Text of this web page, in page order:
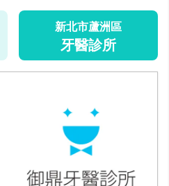
新北市蘆洲區
牙醫診所